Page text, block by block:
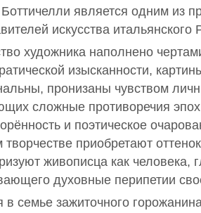
является одним из
искусства
художника наполнено
изысканности,
пронизаны чувством
сложные противоречия
и поэтическое
творчестве приобретают
живописца как человека,
духовные перипетии
в семье зажиточного